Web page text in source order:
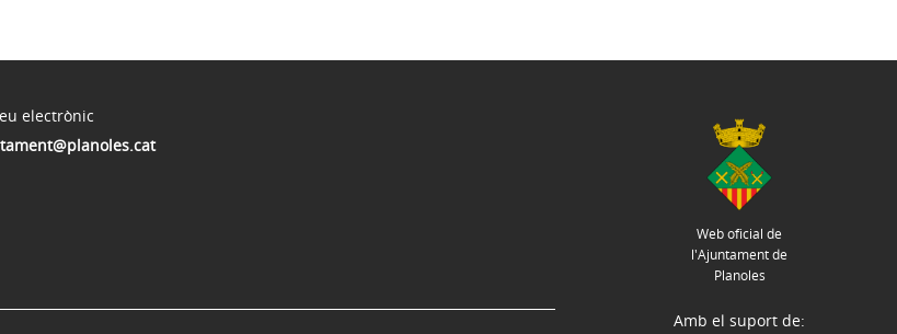
electrònic
Web oficial de
l'Ajuntament de
Planoles
Amb el suport de: